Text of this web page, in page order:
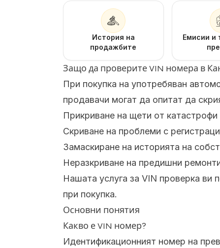
История на
продажбите
Емисии и
Защо да проверите VIN номера в
При покупка на употребяван
продавачи могат да опитат да
Прикриване на щети от катастрофи
Скриване на проблеми с
Замаскиране на историята на
Неразкриване на предишни
Нашата услуга за VIN проверка ви
при покупка.
Основни понятия
Какво е VIN номер?
Идентификационният номер на